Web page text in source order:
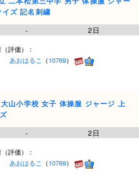
ズ 記名刺繍
- 2日
評価）：
あおはるこ （10769）
山小学校 女子 体操服 ジャージ 上
- 2日
評価）：
あおはるこ （10769）